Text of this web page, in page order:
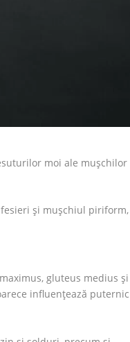
moi ale mușchilor
și mușchiul piriform,
gluteus medius și
influențează puternic